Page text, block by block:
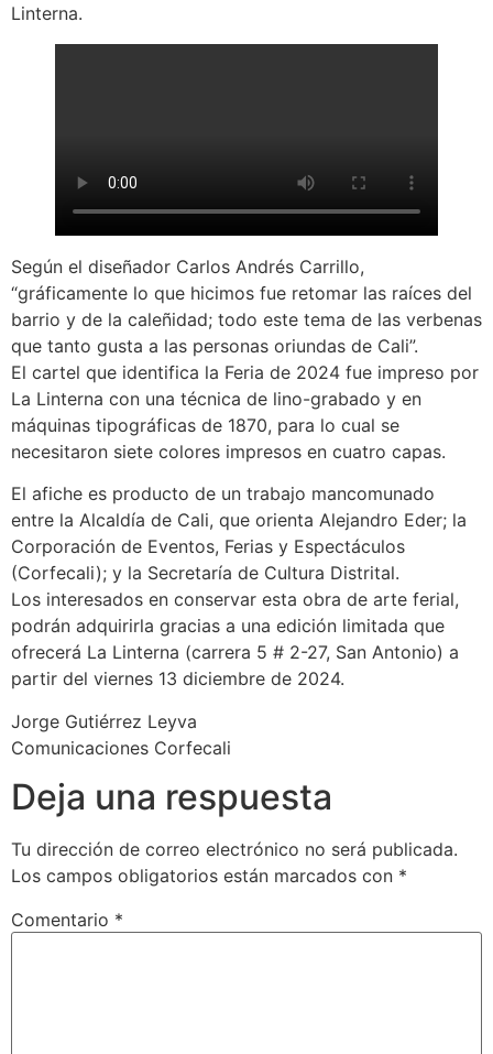
Linterna.
Según el diseñador Carlos Andrés Carrillo,
“gráficamente lo que hicimos fue retomar las raíces del
barrio y de la caleñidad; todo este tema de las verbenas
que tanto gusta a las personas oriundas de Cali”.
El cartel que identifica la Feria de 2024 fue impreso por
La Linterna con una técnica de lino-grabado y en
máquinas tipográficas de 1870, para lo cual se
necesitaron siete colores impresos en cuatro capas.
El afiche es producto de un trabajo mancomunado
entre la Alcaldía de Cali, que orienta Alejandro Eder; la
Corporación de Eventos, Ferias y Espectáculos
(Corfecali); y la Secretaría de Cultura Distrital.
Los interesados en conservar esta obra de arte ferial,
podrán adquirirla gracias a una edición limitada que
ofrecerá La Linterna (carrera 5 # 2-27, San Antonio) a
partir del viernes 13 diciembre de 2024.
Jorge Gutiérrez Leyva
Comunicaciones Corfecali
Deja una respuesta
Tu dirección de correo electrónico no será publicada.
Los campos obligatorios están marcados con *
Comentario *